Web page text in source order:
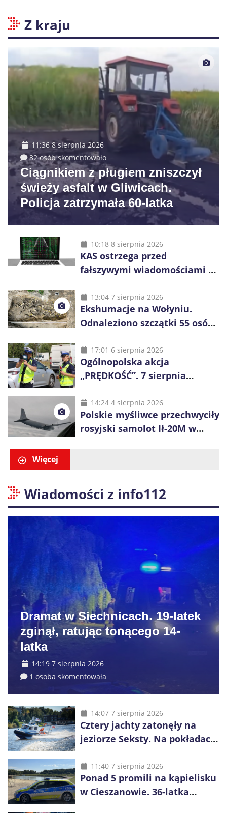
Z kraju
11:36 8 sierpnia 2026
32 osób skomentowało
Ciągnikiem z pługiem zniszczył
świeży asfalt w Gliwicach.
Policja zatrzymała 60-latka
10:18 8 sierpnia 2026
KAS ostrzega przed
fałszywymi wiadomościami o
48 godzin
13:04 7 sierpnia 2026
Ekshumacje na Wołyniu.
Odnaleziono szczątki 55 osób,
17:01 6 sierpnia 2026
Ogólnopolska akcja
„PRĘDKOŚĆ”. 7 sierpnia
14:24 4 sierpnia 2026
Polskie myśliwce przechwyciły
rosyjski samolot Ił-20M w
Więcej
Wiadomości z info112
Dramat w Siechnicach. 19-latek
zginął, ratując tonącego 14-
latka
14:19 7 sierpnia 2026
1 osoba skomentowała
14:07 7 sierpnia 2026
Cztery jachty zatonęły na
jeziorze Seksty. Na pokładach
małoletnich
11:40 7 sierpnia 2026
Ponad 5 promili na kąpielisku
w Cieszanowie. 36-latka